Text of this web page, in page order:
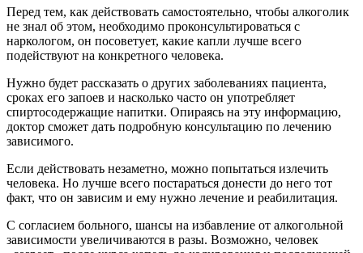
Перед тем, как действовать самостоятельно, чтобы алкоголик
не знал об этом, необходимо проконсультироваться с
наркологом, он посоветует, какие капли лучше всего
подействуют на конкретного человека.
Нужно будет рассказать о других заболеваниях пациента,
сроках его запоев и насколько часто он употребляет
спиртосодержащие напитки. Опираясь на эту информацию,
доктор сможет дать подробную консультацию по лечению
зависимого.
Если действовать незаметно, можно попытаться излечить
человека. Но лучше всего постараться донести до него тот
факт, что он зависим и ему нужно лечение и реабилитация.
С согласием больного, шансы на избавление от алкогольной
зависимости увеличиваются в разы. Возможно, человек